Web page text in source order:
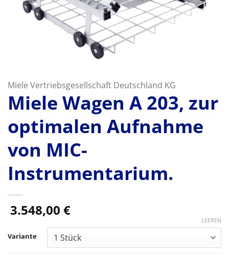
Miele Vertriebsgesellschaft Deutschland KG
Miele Wagen A 203, zur
optimalen Aufnahme
von MIC-
Instrumentarium.
3.548,00 €
Variante
LEEREN